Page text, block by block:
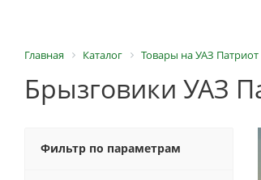
Главная Каталог Товары на УАЗ Патриот
Брызговики УАЗ
Фильтр по параметрам